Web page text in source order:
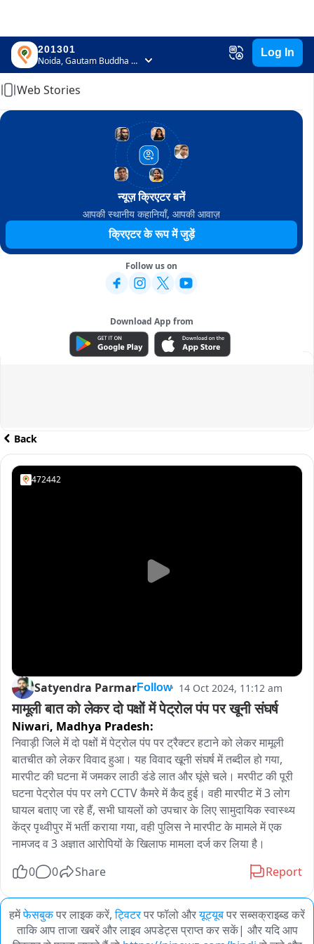
201301
Noida, Gautam Buddha Nagar, Uttar Pradesh
Log In
Home
Web Stories
न्यूज़ क्रिएटर बनें
आपकी स्थानीय कहानियाँ, आपकी आवाज़
क्रिएटर के रूप में जुड़ें
Follow us on
Download App from
ADVERTISEMENT
Back
472442
Satyendra ParmarFollow 14 Oct 2024, 11:12 am
मामूली बात को लेकर दो पक्षों में पेट्रोल पंप पर खूनी संघर्ष
Niwari, Madhya Pradesh:
निवाड़ी जिले में दो पक्षों में पेट्रोल पंप पर ट्रैक्टर हटाने को लेकर मामूली
बातचीत को लेकर विवाद हुआ। यह विवाद खूनी संघर्ष में तब्दील हो गया,
मारपीट की घटना में जमकर लाठी डंडे लात और घूंसे चले। मरपीट की पूरी
घटना पेट्रोल पंप पर लगे CCTV कैमरे में कैद हुई। वही मारपीट में 3 लोग
घायल बताए जा रहे हैं, सभी घायलों को उपचार के लिए सामुदायिक स्वास्थ्य
केंद्र पृथ्वीपुर में भर्ती कराया गया, वही पुलिस ने मारपीट के मामले में एक
नामजद व 3 अज्ञात आरोपियों के खिलाफ मामला दर्ज कर लिया है।
0
0 Share Report
हमेंफेसबुकपर लाइक करें, ट्विटरपर फॉलो औरयूट्यूबपर सब्सक्राइब्ड करें
ताकि आप ताजा खबरें और लाइव अपडेट्स प्राप्त कर सकें| और यदि आप